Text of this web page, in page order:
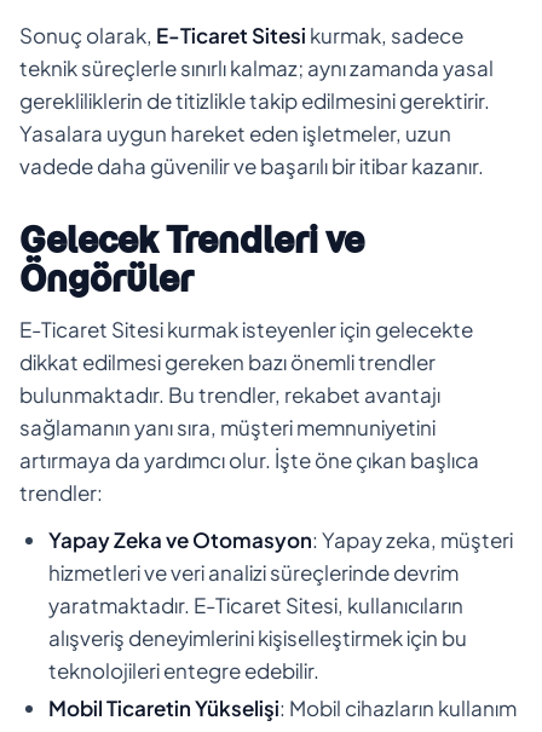
Sonuç olarak, E-Ticaret Sitesi kurmak, sadece
teknik süreçlerle sınırlı kalmaz; aynı zamanda yasal
gerekliliklerin de titizlikle takip edilmesini gerektirir.
Yasalara uygun hareket eden işletmeler, uzun
vadede daha güvenilir ve başarılı bir itibar kazanır.
Gelecek Trendleri ve
Öngörüler
E-Ticaret Sitesi kurmak isteyenler için gelecekte
dikkat edilmesi gereken bazı önemli trendler
bulunmaktadır. Bu trendler, rekabet avantajı
sağlamanın yanı sıra, müşteri memnuniyetini
artırmaya da yardımcı olur. İşte öne çıkan başlıca
trendler:
Yapay Zeka ve Otomasyon: Yapay zeka, müşteri
hizmetleri ve veri analizi süreçlerinde devrim
yaratmaktadır. E-Ticaret Sitesi, kullanıcıların
alışveriş deneyimlerini kişiselleştirmek için bu
teknolojileri entegre edebilir.
Mobil Ticaretin Yükselişi: Mobil cihazların kullanım